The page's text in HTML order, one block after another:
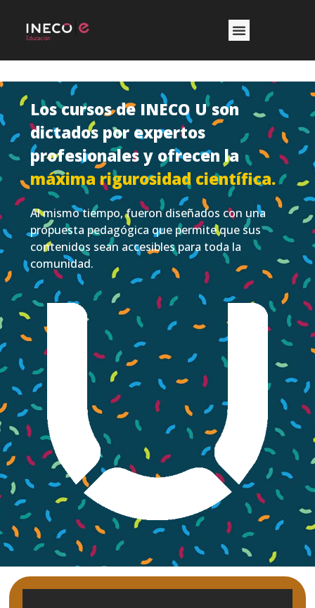
Los cursos de INECO U son
dictados por expertos
profesionales y ofrecen la
máxima rigurosidad científica.
Al mismo tiempo, fueron diseñados con una
propuesta pedagógica que permite que sus
contenidos sean accesibles para toda la
comunidad.